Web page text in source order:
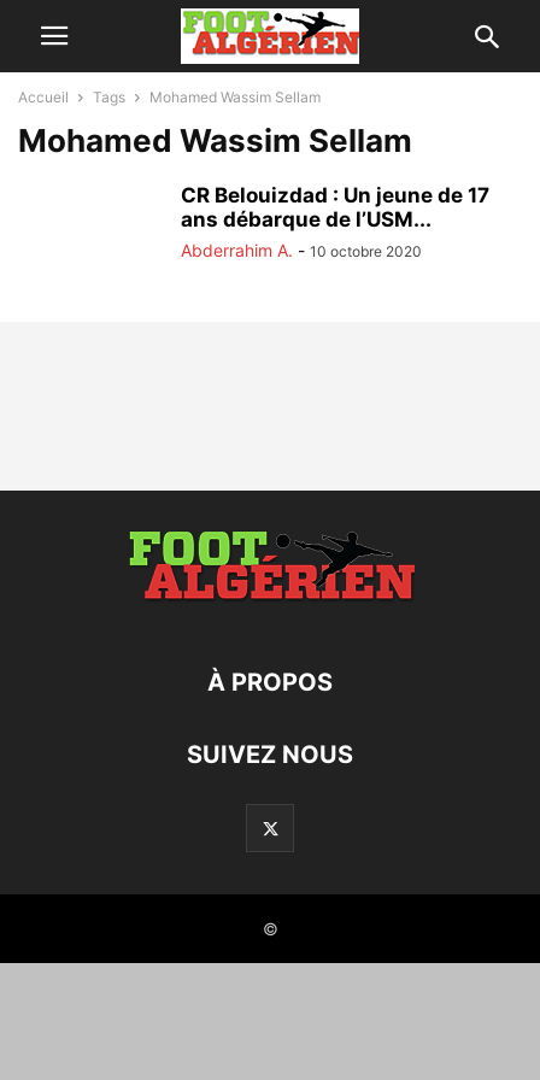
Accueil Tags Mohamed Wassim Sellam
Mohamed Wassim Sellam
CR Belouizdad : Un jeune de 17
ans débarque de l’USM...
Abderrahim A. - 10 octobre 2020
À PROPOS
SUIVEZ NOUS
©